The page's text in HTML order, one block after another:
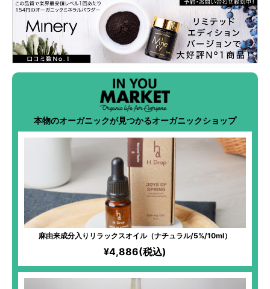
本物のオーガニックが見つかるオーガニックショップ
麻由来成分入りリラックスオイル（ナチュラル/5%/10ml）
¥4,886(税込)